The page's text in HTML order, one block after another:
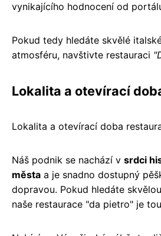
vynikajícího hodnocení od
Pokud tedy hledáte skvělé
atmosféru, navštivte restauraci
Lokalita a otevírací
Lokalita a otevírací doba
Náš podnik se nachází v srdci
města a je snadno dostupný
dopravou. Pokud hledáte
naše restaurace "da pietro" je